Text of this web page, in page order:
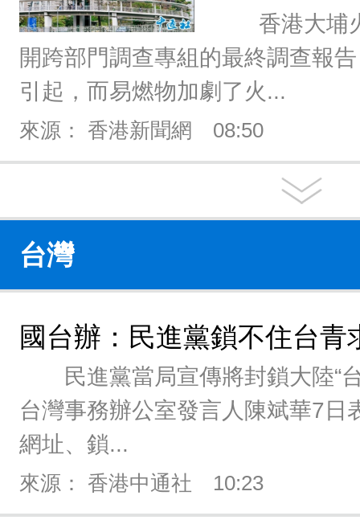
香港大埔火
開跨部門調查專組的最終調查報
引起，而易燃物加劇了火...
來源： 香港新聞網 08:50
台灣
國台辦：民進黨鎖不住台青
民進黨當局宣傳將封鎖大陸“台
台灣事務辦公室發言人陳斌華7日
網址、鎖...
來源： 香港中通社 10:23